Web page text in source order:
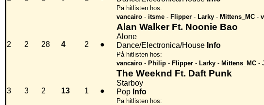
På hitlisten hos:
vancairo - itsme - Flipper - Larky - Mittens_MC -
2 2 28 4 2 ●
Alan Walker Ft. Noonie Bao
Alone
Dance/Electronica/House Info
På hitlisten hos:
vancairo - Philip - Flipper - Larky - Mittens_MC -
3 3 2 13 1 ●
The Weeknd Ft. Daft Punk
Starboy
Pop Info
På hitlisten hos: